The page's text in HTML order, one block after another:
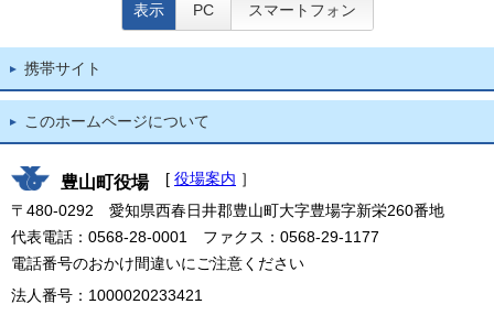
表示 PC スマートフォン
携帯サイト
このホームページについて
豊山町役場 [ 役場案内 ］
〒480-0292 愛知県西春日井郡豊山町大字豊場字新栄260番地
代表電話：0568-28-0001 ファクス：0568-29-1177
電話番号のおかけ間違いにご注意ください
法人番号：1000020233421